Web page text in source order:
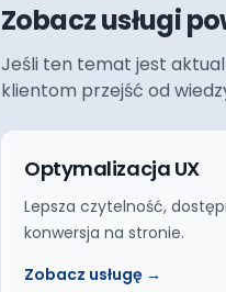
Zobacz usługi
Jeśli ten temat jest
klientom przejść od
Optymalizacja UX
Lepsza czytelność,
konwersja na stronie.
Zobacz usługę →